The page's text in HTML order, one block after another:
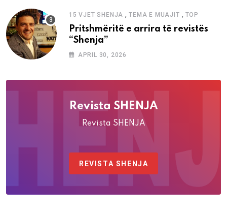
15 VJET SHENJA ,TEMA E MUAJIT , TOP
Pritshmëritë e arrira të revistës
“Shenja”
APRIL 30, 2026
Revista SHENJA
Revista SHENJA
REVISTA SHENJA